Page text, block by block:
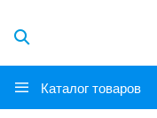
Каталог товаров